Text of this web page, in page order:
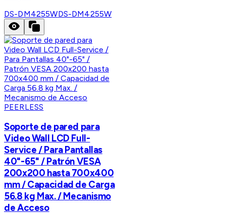
DS-DM4255WDS-DM4255W
PEERLESS
Soporte de pared para
Video Wall LCD Full-
Service / Para Pantallas
40"-65" / Patrón VESA
200x200 hasta 700x400
mm / Capacidad de Carga
56.8 kg Max. / Mecanismo
de Acceso